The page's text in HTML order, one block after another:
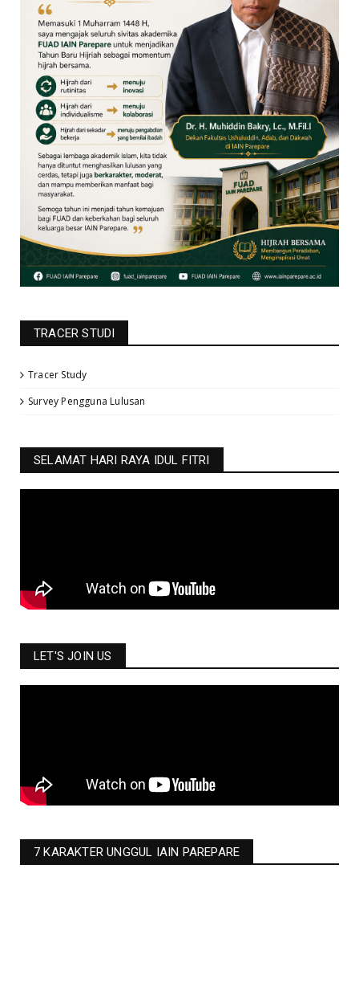
TRACER STUDI
Tracer Study
Survey Pengguna Lulusan
SELAMAT HARI RAYA IDUL FITRI
LET'S JOIN US
7 KARAKTER UNGGUL IAIN PAREPARE